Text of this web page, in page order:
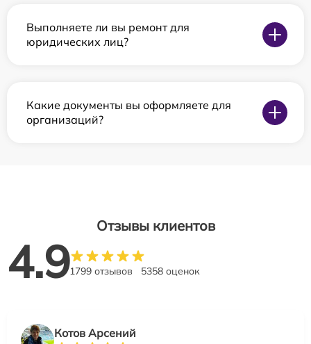
Выполняете ли вы ремонт для
юридических лиц?
Какие документы вы оформляете для
организаций?
Отзывы клиентов
4.91799 отзывов 5358 оценок
Котов Арсений